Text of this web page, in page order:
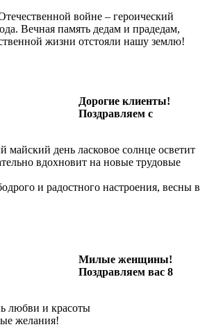
войне – героический
Вечная память дедам и прадедам,
жизни отстояли нашу землю!
Дорогие клиенты!
Поздравляем с
майский день ласковое солнце осветит
вдохновит на новые трудовые
и радостного настроения, весны в
Милые женщины!
Поздравляем вас 8
любви и красоты
желания!